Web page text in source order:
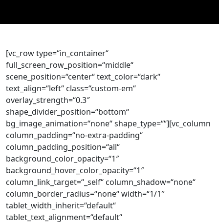
[vc_row type=“in_container“
full_screen_row_position=“middle“
scene_position=“center“ text_color=“dark“
text_align=“left“ class=“custom-em“
overlay_strength=“0.3″
shape_divider_position=“bottom“
bg_image_animation=“none“ shape_type=““][vc_column
column_padding=“no-extra-padding“
column_padding_position=“all“
background_color_opacity=“1″
background_hover_color_opacity=“1″
column_link_target=“_self“ column_shadow=“none“
column_border_radius=“none“ width=“1/1″
tablet_width_inherit=“default“
tablet_text_alignment=“default“